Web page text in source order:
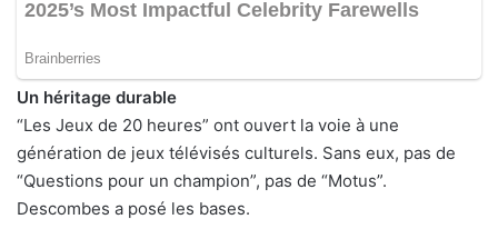
Un héritage durable
“Les Jeux de 20 heures” ont ouvert la voie à une
génération de jeux télévisés culturels. Sans eux, pas de
“Questions pour un champion”, pas de “Motus”.
Descombes a posé les bases.